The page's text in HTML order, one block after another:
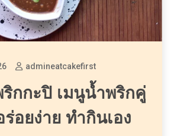
admineatcakefirst
กกะปิ เมนูน้ำพริกคู่
อยง่าย ทำกินเอง